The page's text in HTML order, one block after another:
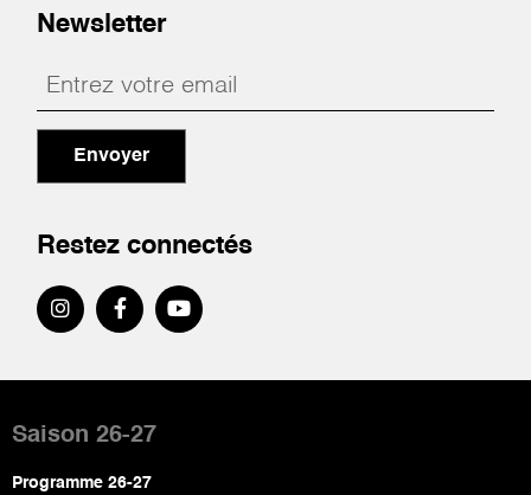
Newsletter
Envoyer
Restez connectés
de
page
Saison 26-27
Programme 26-27